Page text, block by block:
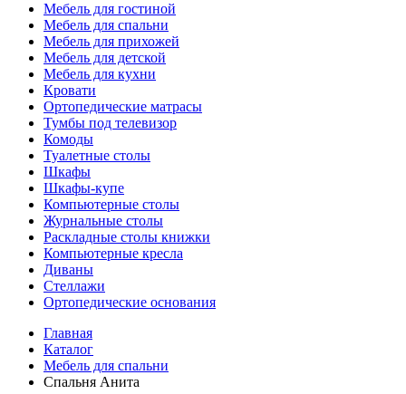
Мебель для гостиной
Мебель для спальни
Мебель для прихожей
Мебель для детской
Мебель для кухни
Кровати
Ортопедические матрасы
Тумбы под телевизор
Комоды
Туалетные столы
Шкафы
Шкафы-купе
Компьютерные столы
Журнальные столы
Раскладные столы книжки
Компьютерные кресла
Диваны
Стеллажи
Ортопедические основания
Главная
Каталог
Мебель для спальни
Спальня Анита